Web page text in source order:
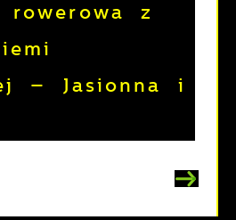
rowerowa z
– Jasionna i